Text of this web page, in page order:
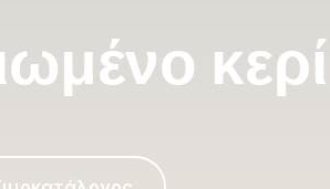
κερί